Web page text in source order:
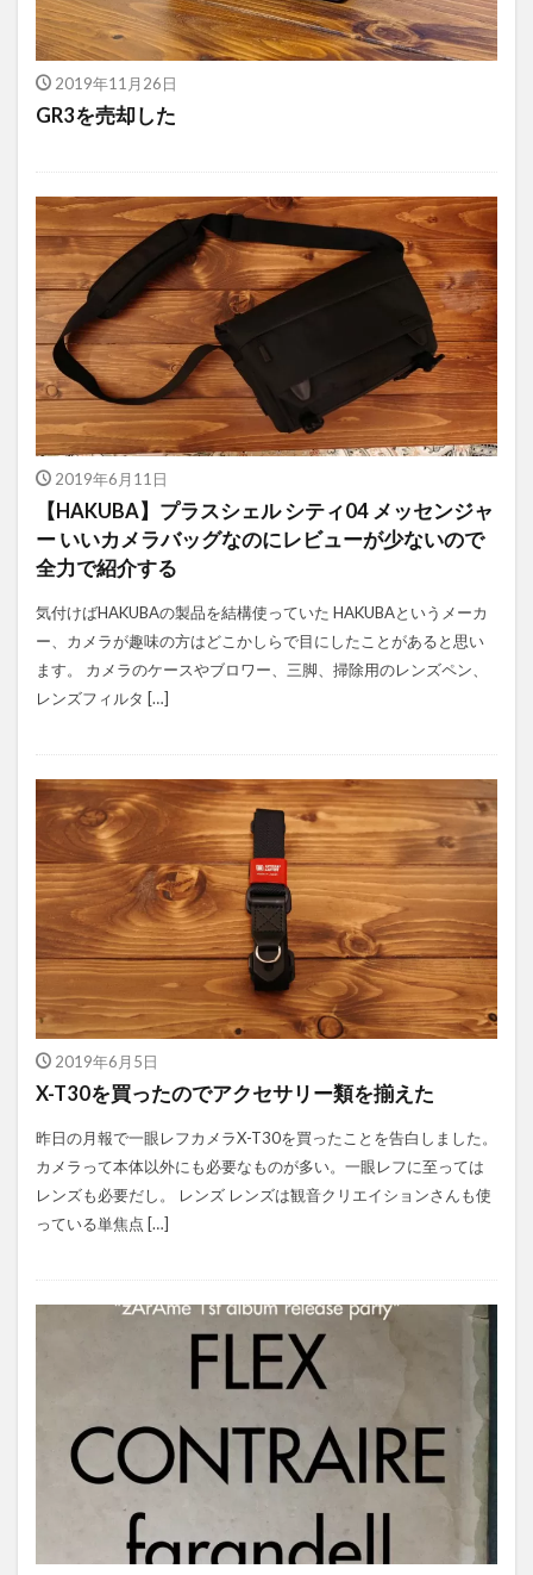
2019年11月26日
GR3を売却した
2019年6月11日
【HAKUBA】プラスシェル シティ04 メッセンジャ
ー いいカメラバッグなのにレビューが少ないので
全力で紹介する
気付けばHAKUBAの製品を結構使っていた HAKUBAというメーカ
ー、カメラが趣味の方はどこかしらで目にしたことがあると思い
ます。 カメラのケースやブロワー、三脚、掃除用のレンズペン、
レンズフィルタ […]
2019年6月5日
X-T30を買ったのでアクセサリー類を揃えた
昨日の月報で一眼レフカメラX-T30を買ったことを告白しました。
カメラって本体以外にも必要なものが多い。一眼レフに至っては
レンズも必要だし。 レンズ レンズは観音クリエイションさんも使
っている単焦点 […]